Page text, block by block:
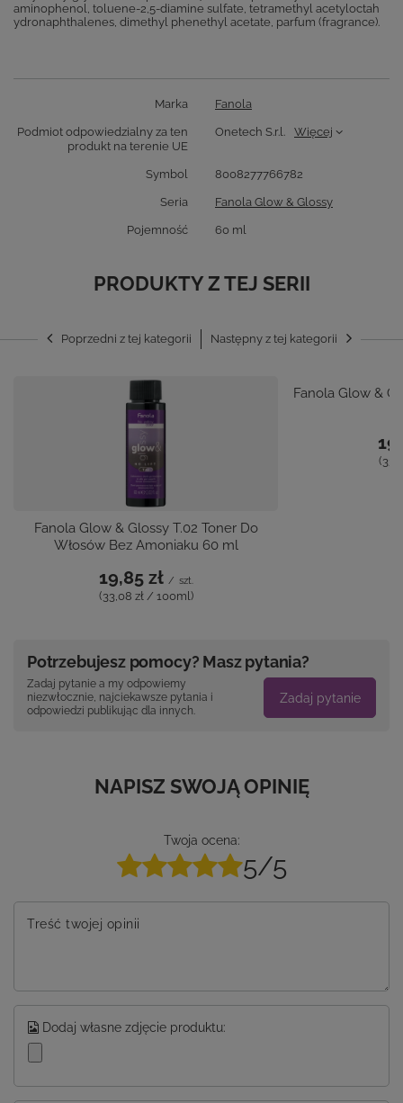
aminophenol, toluene-2,5-diamine sulfate, tetramethyl acetyloctah
ydronaphthalenes, dimethyl phenethyl acetate, parfum (fragrance).
Marka Fanola
Podmiot odpowiedzialny za ten
produkt na terenie UE
Onetech S.r.l. Więcej
Symbol 8008277766782
Seria Fanola Glow & Glossy
Pojemność 60 ml
PRODUKTY Z TEJ SERII
Poprzedni z tej kategorii Następny z tej kategorii
Fanola Glow & Glossy T.02 Toner Do
Włosów Bez Amoniaku 60 ml
19,85 zł / szt.
(33,08 zł / 100ml)
Fanola Glow &
Potrzebujesz pomocy? Masz pytania?
Zadaj pytanie a my odpowiemy
niezwłocznie, najciekawsze pytania i
odpowiedzi publikując dla innych.
Zadaj pytanie
NAPISZ SWOJĄ OPINIĘ
Twoja ocena:
5/5
Treść twojej opinii
Dodaj własne zdjęcie produktu: